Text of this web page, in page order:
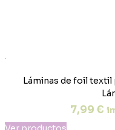
Láminas de foil textil
7,99€